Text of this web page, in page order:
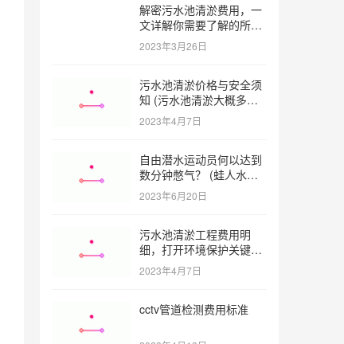
解密污水池清淤费用，一
文详解你需要了解的所有
因素 (污水池清淤一米多
少钱)
2023年3月26日
污水池清淤价格与安全须
知 (污水池清淤大概多少
一方)
2023年4月7日
自由潜水运动员何以达到
数分钟憋气？ (蛙人水下
憋气最长多久)
2023年6月20日
污水池清淤工程费用明
细，打开环境保护关键之
门 (污水池清淤工程报价
明细)
2023年4月7日
cctv管道检测费用标准